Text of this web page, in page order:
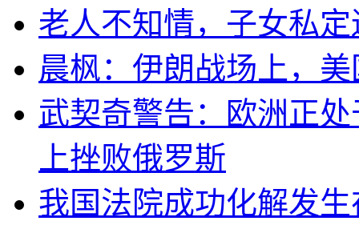
老人不知情，子女私
晨枫：伊朗战场上，
武契奇警告：欧洲正
上挫败俄罗斯
我国法院成功化解发